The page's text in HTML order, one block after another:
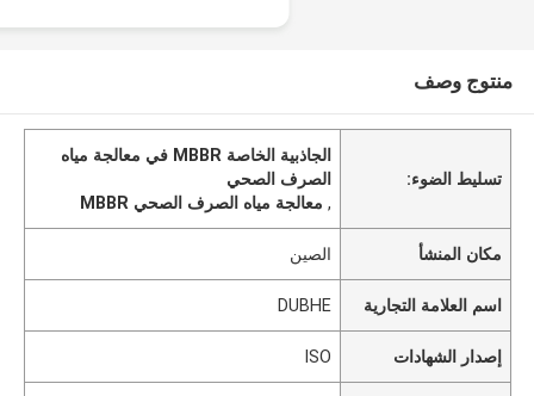
منتوج وصف
تسليط الضوء:
الجاذبية الخاصة MBBR في معالجة مياه
الصرف الصحي
, معالجة مياه الصرف الصحي MBBR
مكان المنشأ الصين
اسم العلامة التجارية DUBHE
إصدار الشهادات ISO